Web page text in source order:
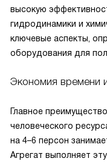
высокую
гидродинамики и
ключевые аспекты,
оборудования для
Экономия времени
Главное
человеческого
на 4–6 персон
Агрегат выполняет